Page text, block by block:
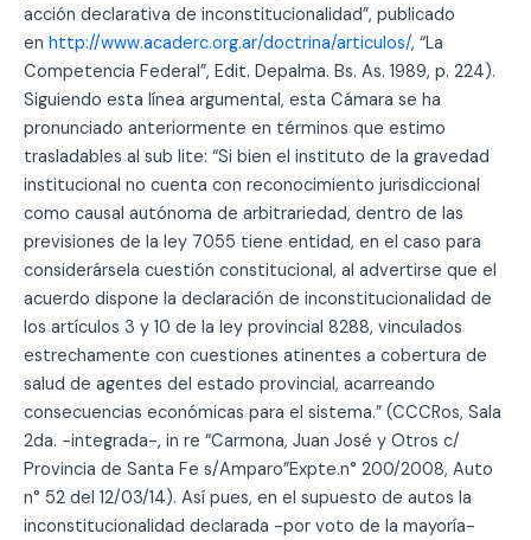
acción declarativa de inconstitucionalidad”, publicado
en http://www.acaderc.org.ar/doctrina/articulos/, “La
Competencia Federal”, Edit. Depalma. Bs. As. 1989, p. 224).
Siguiendo esta línea argumental, esta Cámara se ha
pronunciado anteriormente en términos que estimo
trasladables al sub lite: “Si bien el instituto de la gravedad
institucional no cuenta con reconocimiento jurisdiccional
como causal autónoma de arbitrariedad, dentro de las
previsiones de la ley 7055 tiene entidad, en el caso para
considerársela cuestión constitucional, al advertirse que el
acuerdo dispone la declaración de inconstitucionalidad de
los artículos 3 y 10 de la ley provincial 8288, vinculados
estrechamente con cuestiones atinentes a cobertura de
salud de agentes del estado provincial, acarreando
consecuencias económicas para el sistema.” (CCCRos, Sala
2da. -integrada-, in re “Carmona, Juan José y Otros c/
Provincia de Santa Fe s/Amparo”Expte.n° 200/2008, Auto
n° 52 del 12/03/14). Así pues, en el supuesto de autos la
inconstitucionalidad declarada -por voto de la mayoría-